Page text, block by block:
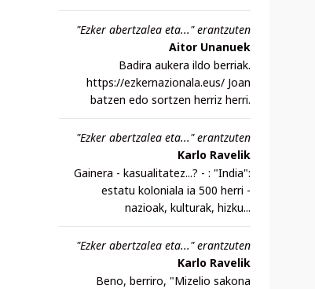
"Ezker abertzalea eta..." erantzuten
Aitor Unanuek
Badira aukera ildo berriak.
https://ezkernazionala.eus/ Joan
batzen edo sortzen herriz herri.
"Ezker abertzalea eta..." erantzuten
Karlo Ravelik
Gainera - kasualitatez...? - : "India":
estatu koloniala ia 500 herri -
nazioak, kulturak, hizku...
"Ezker abertzalea eta..." erantzuten
Karlo Ravelik
Beno, berriro, "Mizelio sakona